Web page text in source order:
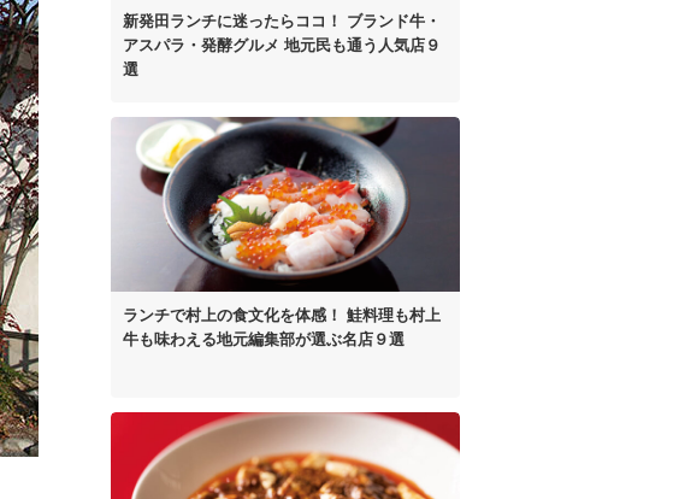
新発田ランチに迷ったらココ！ ブランド牛・
アスパラ ・発酵グルメ 地元民も通う人気店９
選
ランチで村上の食文化を体感！ 鮭料理も村上
牛も味わえる地元編集部が選ぶ名店９選